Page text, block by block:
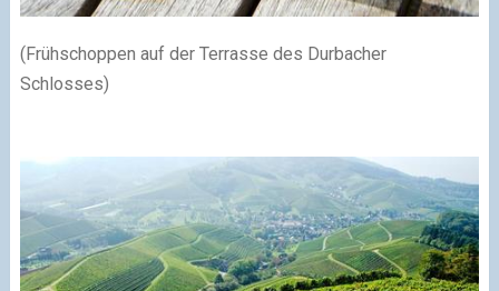
(Frühschoppen auf der Terrasse des Durbacher
Schlosses)